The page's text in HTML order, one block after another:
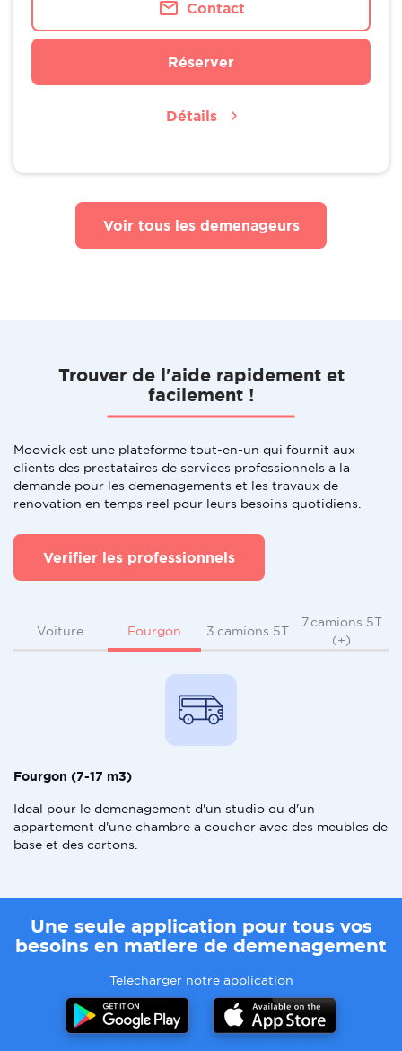
Contact
Réserver
Détails
Voir tous les demenageurs
Trouver de l'aide rapidement et
facilement !
Moovick est une plateforme tout-en-un qui fournit aux
clients des prestataires de services professionnels a la
demande pour les demenagements et les travaux de
renovation en temps reel pour leurs besoins quotidiens.
Verifier les professionnels
Voiture Fourgon 3.camions 5T
7.camions 5T
(+)
Fourgon (7-17 m3)
Ideal pour le demenagement d'un studio ou d'un
appartement d'une chambre a coucher avec des meubles de
base et des cartons.
Une seule application pour tous vos
besoins en matiere de demenagement
Telecharger notre application